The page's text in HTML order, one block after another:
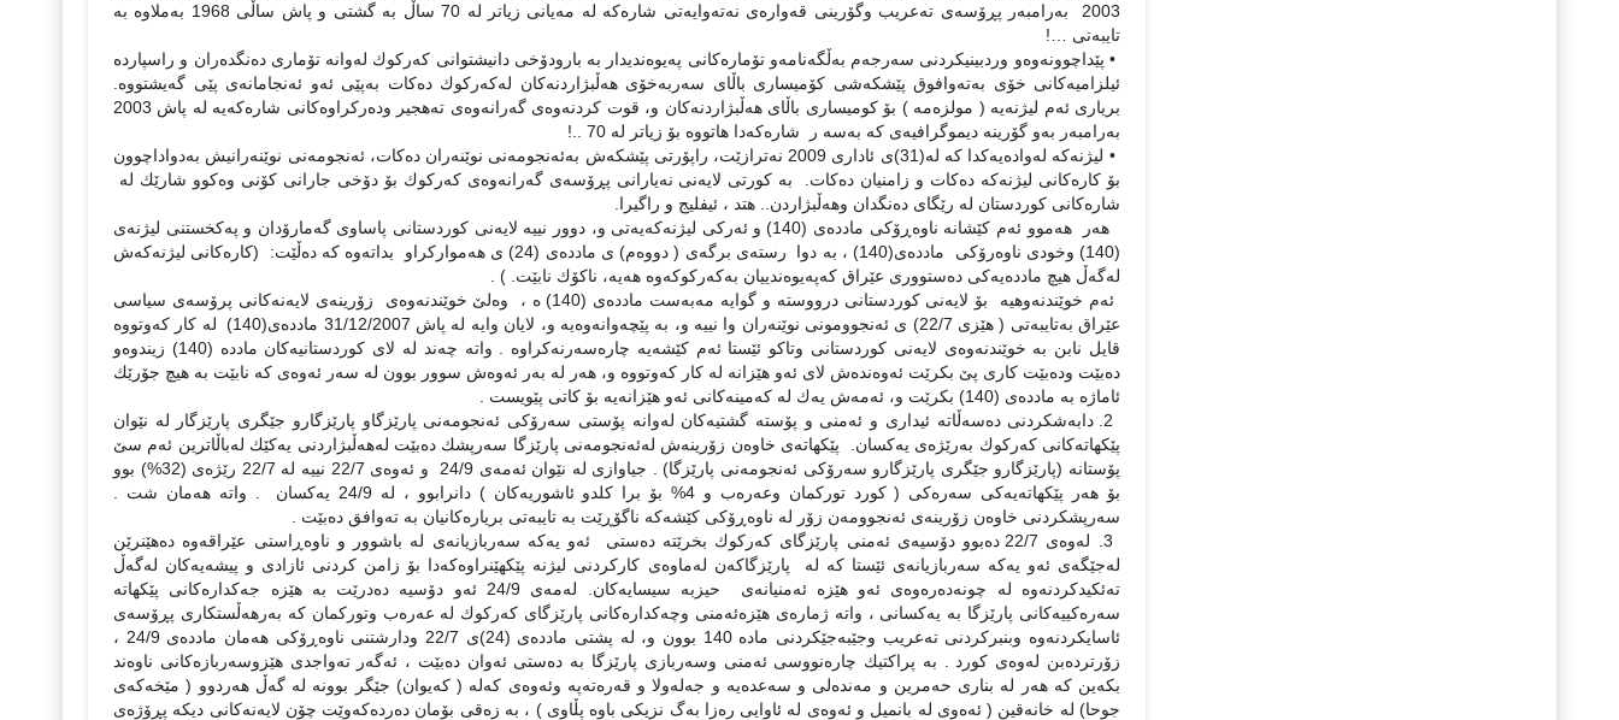
2003 به‌رامبه‌ر پڕۆسه‌ی ته‌عریب وگۆرینی قه‌واره‌ی نه‌ته‌وایه‌تی شاره‌كه‌ له‌ مه‌یانی زیاتر له‌ 70 ساڵ به‌ گشتی و پاش ساڵی 1968 به‌ملاوه‌ به‌
تایبه‌تی …!
• پێداچوونه‌وه‌و وردبینیكردنی سه‌رجه‌م به‌ڵگه‌نامه‌و تۆماره‌كانی په‌یوه‌ندیدار به ‌بارودۆخی دانیشتوانی كه‌ركوك ‌له‌وانه‌ تۆماری ده‌نگده‌ران و راسپارده‌
ئیلزامیه‌كانی خۆی به‌ته‌وافوق پێشكه‌شی كۆمیساری باڵای سه‌ربه‌خۆی هه‌ڵبژاردنه‌كان له‌كه‌ركوك ده‌كات به‌پێی ئه‌و ئه‌نجامانه‌ی پێی گه‌یشتووه‌.
به‌رامبه‌ر به‌و گۆرینه‌ دیموگرافیه‌ی كه‌ به‌سه‌ ر شاره‌كه‌دا هاتووه‌ بۆ زیاتر له‌ 70 ..!
• لیژنه‌كه‌ له‌واده‌یه‌كدا كه‌ له‌(31)ی ئاداری 2009 نه‌ترازێت، راپۆرتی پێشكه‌ش به‌ئه‌نجومه‌نی نوێنه‌ران ده‌كات، ئه‌نجومه‌نی نوێنه‌رانیش به‌دواداچوون
بۆ كاره‌كانی لیژنه‌كه‌ ده‌كات و زامنیان ده‌كات. به‌ كورتی لایه‌نی نه‌یارانی پڕۆسه‌ی گه‌رانه‌وه‌ی كه‌ركوك بۆ دۆخی جارانی كۆنی وه‌كوو شارێك له‌
شاره‌كانی كوردستان له‌ رێگای ده‌نگدان وهه‌ڵبژاردن.. هتد ، ئیفلیج و راگیرا.
هه‌ر هه‌موو ئه‌م كێشانه‌ ناوه‌ڕۆكی مادده‌ی (140) و ئه‌ركی لیژنه‌كه‌یه‌تی و، دوور نییه‌ لایه‌نی كوردستانی پاساوی گه‌مارۆدان و په‌كخستنی لیژنه‌ی
(140) وخودی ناوه‌رۆكی مادده‌ی(140) ، به‌ دوا رسته‌ی‌ برگه‌ی ( دووه‌م) ی مادده‌ی (24) ی هه‌مواركراو‌ بداته‌وه كه‌ ده‌ڵێت‌: (كاره‌كانی لیژنه‌كه‌ش
له‌گه‌ڵ هیچ مادده‌یه‌كی ده‌ستووری عێراق كه‌په‌یوه‌ندییان به‌كه‌ركوكه‌وه‌ هه‌یه‌، ناكۆك نابێت. ) .
ئه‌م خوێندنه‌وهیه‌‌ بۆ لایه‌نی كوردستانی درووسته‌ و گوایه‌ مه‌به‌ست مادده‌ی (140) ه‌ ، وه‌لێ خوێندنه‌وه‌ی زۆرینه‌ی لایه‌نه‌كانی پرۆسه‌ی سیاسی
عێراق به‌تایبه‌تی ( هێزی 22/7) ی ئه‌نجوومونی نوێنه‌ران وا نییه‌ و، به‌ پێچه‌وانه‌وه‌یه‌ و، لایان وایه‌ له‌ پاش 31/12/2007 مادده‌ی(140) له‌ كار كه‌وتووه‌
قایل نابن به‌ خوێندنه‌وه‌ی لایه‌نی كوردستانی وتاكو ئێستا ئه‌م كێشه‌یه‌ چاره‌سه‌رنه‌كراوه‌ . واته‌ چه‌ند له‌ لای كوردستانیه‌كان مادده‌ (140) زیندوه‌و
ده‌بێت وده‌بێت كاری پێ بكرێت ئه‌وه‌نده‌ش لای ئه‌و هێزانه‌ له‌ كار كه‌وتووه‌ و، هه‌ر له‌ به‌ر ئه‌وه‌ش سوور بوون له‌ سه‌ر ئه‌وه‌ی كه‌ نابێت به‌ هیچ جۆرێك
ئاماژه‌ به‌ مادده‌ی (140) بكرێت و، ئه‌مه‌ش یه‌ك له‌ كه‌مینه‌كانی ئه‌و هێزانه‌یه‌ بۆ كاتی پێویست .
2. دابه‌شكردنی ده‌سه‌ڵاته‌ ئیداری و ئه‌منی و پۆسته‌ گشتیه‌كان له‌وانه‌ پۆستی سه‌رۆكی ئه‌نجومه‌نی پارێزگاو پارێزگارو جێگری پارێزگار له‌ نێوان
پێكهاته‌كانی كه‌ركوك به‌رێژه‌ی یه‌كسان. پێكهاته‌ی خاوه‌ن زۆرینه‌ش له‌ئه‌نجومه‌نی پارێزگا سه‌رپشك ده‌بێت له‌هه‌ڵبژاردنی یه‌كێك له‌باڵاترین ئه‌م سێ
پۆستانه‌ (پارێزگارو جێگری پارێزگارو سه‌رۆكی ئه‌نجومه‌نی پارێزگا) . جیاوازی له‌ نێوان ئه‌مه‌ی 24/9 و ئه‌وه‌ی 22/7 نییه‌ له‌ 22/7 رێژه‌ی (32%) بوو
بۆ هه‌ر پێكهاته‌یه‌كی سه‌ره‌كی ( كورد توركمان وعه‌ره‌ب و 4% بۆ برا كلدو ئاشوریه‌كان ) دانرابوو ، له‌ 24/9 یه‌كسان . واته‌ هه‌مان شت .
سه‌رپشكردنی خاوه‌ن زۆرینه‌ی ئه‌نجوومه‌ن زۆر له‌ ناوه‌ڕۆكی كێشه‌كه‌ ناگۆڕێت به‌ تایبه‌تی بریاره‌كانیان به‌ ته‌وافق ده‌بێت .
3. له‌وه‌ی 22/7 ده‌بوو دۆسیه‌ی‌ ئه‌منی‌ پارێزگای‌ كه‌ركوك بخرێته‌‌ ده‌ستی‌ ئه‌و یه‌كه‌ سه‌ربازیانه‌ی‌ له‌ باشوور و ناوه‌ڕاستی‌ عێراقه‌وه‌ ده‌هێنرێن
له‌جێگه‌ی‌ ئه‌و یه‌كه‌ سه‌ربازیانه‌ی‌ ئێستا كه‌ له‌ پارێزگاكه‌ن‌ له‌ماوه‌ی‌ كاركردنی‌ لیژنه‌ پێكهێنراوه‌كه‌دا بۆ زامن كردنی‌ ئازادی‌ و پیشه‌یه‌كان له‌گه‌ڵ
ته‌ئكیدكردنه‌وه‌ له‌ چونه‌ده‌ره‌وه‌ی‌ ئه‌و هێزه‌ ئه‌منیانه‌ی‌ حیزبه‌ سیسایه‌كان. له‌مه‌ی 24/9 ئه‌و دۆسیه‌ ده‌درێت به هێزه‌ جه‌كداره‌كانی پێكهاته‌
سه‌ره‌كییه‌كانی پارێزگا‌ به یه‌كسانی ‌، واته‌ ژماره‌ی هێزه‌ئه‌منی وچه‌كداره‌كانی پارێزگای كه‌ركوك له‌ عه‌ره‌ب وتوركمان كه‌ به‌رهه‌ڵستكاری پڕۆسه‌ی
ئاسایكردنه‌وه‌ وبنبركردنی ته‌عریب وجێبه‌جێكردنی ماده‌ 140 بوون و، له‌ پشتی مادده‌ی (24)ی 22/7 ودارشتنی ناوه‌ڕۆكی هه‌مان مادده‌ی 24/9 ،
زۆرترده‌بن له‌وه‌ی‌ كورد . به‌ پراكتیك چاره‌نووسی ئه‌منی وسه‌ربازی پارێزگا به‌ ده‌ستی ئه‌وان ده‌بێت ، ئه‌گه‌ر ته‌واجدی هێزوسه‌ربازه‌‌كانی ناوه‌ند
بكه‌ین كه‌ هه‌ر له‌ بناری حه‌مرین و مه‌نده‌لی و سه‌عده‌یه‌ و جه‌له‌ولا و قه‌ره‌ته‌په‌ وئه‌وه‌ی كه‌له‌ ( كه‌یوان) جێگر بوونه‌ له‌ گه‌ڵ هه‌ردوو ( مێخه‌كه‌ی
جوحا) له خانه‌قین ( ئه‌ه‌وی له‌ بانمیل و ئه‌وه‌ی له‌ ئاوایی ره‌زا به‌گ نزیكی باوه‌ پڵاوی ) ، به‌ زه‌قی بۆمان ده‌رده‌كه‌وێت چۆن لایه‌نه‌كانی دیكه‌ پڕۆژه‌ی